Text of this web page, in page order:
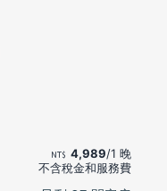
4,989/1 晚
不含稅金和服務費